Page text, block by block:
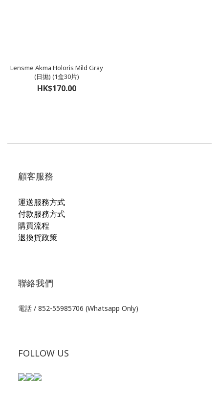
Lensme Akma Holoris Mild Gray
(日拋) (1盒30片)
HK$170.00
顧客服務
運送服務方式
付款服務方式
購買流程
退換貨政策
聯絡我們
電話 / 852-55985706 (Whatsapp Only)
FOLLOW US